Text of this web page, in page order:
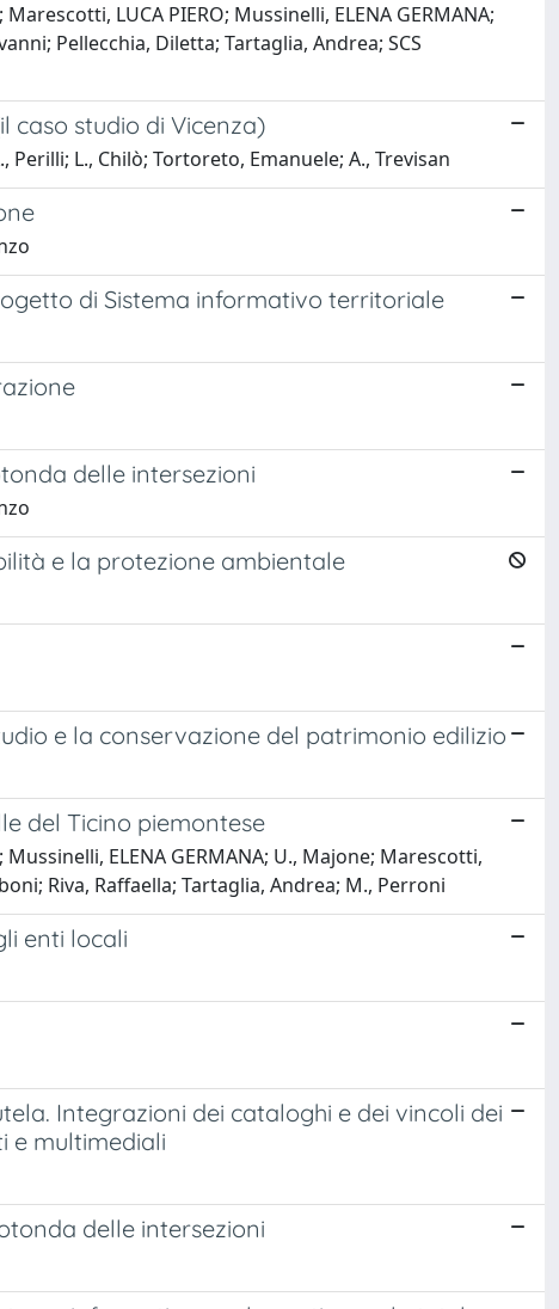
LUCA PIERO; Mussinelli, ELENA GERMANA;
Pellecchia, Diletta; Tartaglia, Andrea; SCS
studio di Vicenza)
Perilli; L., Chilò; Tortoreto, Emanuele; A., Trevisan
di Sistema informativo territoriale
delle intersezioni
e la protezione ambientale
e la conservazione del patrimonio edilizio
del Ticino piemontese
ELENA GERMANA; U., Majone; Marescotti,
Riva, Raffaella; Tartaglia, Andrea; M., Perroni
enti locali
Integrazioni dei cataloghi e dei vincoli dei
e multimediali
delle intersezioni